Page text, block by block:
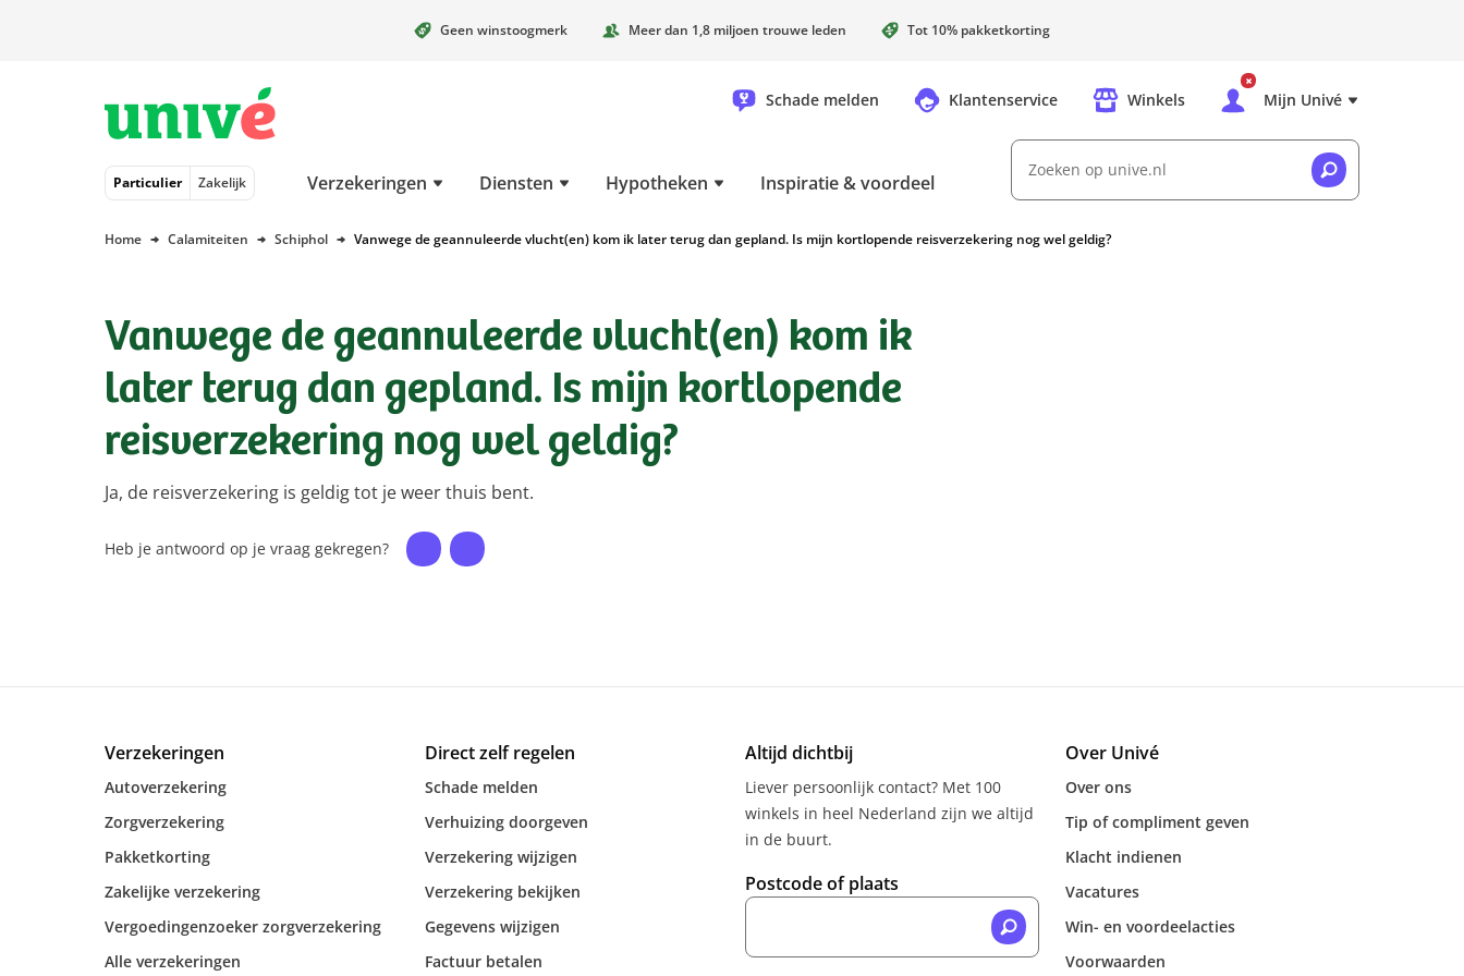
Geen winstoogmerk Meer dan 1,8 miljoen trouwe leden Tot 10% pakketkorting
Schade melden Klantenservice Winkels Mijn Univé
Particulier Zakelijk Verzekeringen Diensten Hypotheken Inspiratie & voordeel
Zoeken op unive.nl
Home Calamiteiten Schiphol Vanwege de geannuleerde vlucht(en) kom ik later terug dan gepland. Is mijn kortlopende reisverzekering nog wel geldig?
Vanwege de geannuleerde vlucht(en) kom ik
later terug dan gepland. Is mijn kortlopende
reisverzekering nog wel geldig?
Ja, de reisverzekering is geldig tot je weer thuis bent.
Heb je antwoord op je vraag gekregen?
Verzekeringen
Autoverzekering
Zorgverzekering
Pakketkorting
Zakelijke verzekering
Vergoedingenzoeker zorgverzekering
Alle verzekeringen
Direct zelf regelen
Schade melden
Verhuizing doorgeven
Verzekering wijzigen
Verzekering bekijken
Gegevens wijzigen
Factuur betalen
Altijd dichtbij
Liever persoonlijk contact? Met 100
winkels in heel Nederland zijn we altijd
in de buurt.
Postcode of plaats
Over Univé
Over ons
Tip of compliment geven
Klacht indienen
Vacatures
Win- en voordeelacties
Voorwaarden